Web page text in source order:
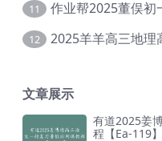
11
12
文章展示
有道2025姜
程【Ea-119】